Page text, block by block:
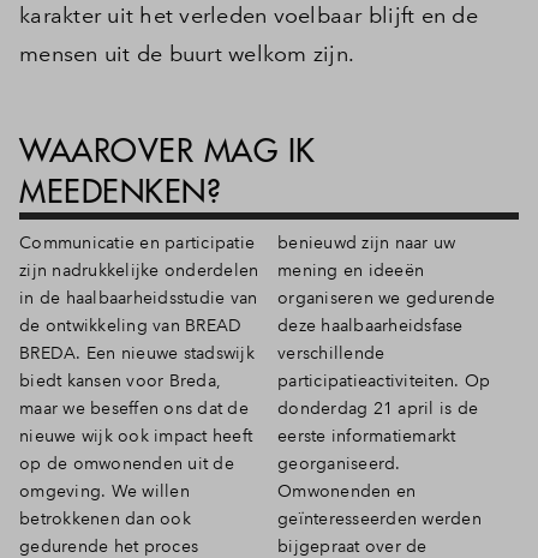
Inloggen
karakter uit het verleden voelbaar blijft en de
mensen uit de buurt welkom zijn.
WAAROVER MAG IK
MEEDENKEN?
Communicatie en participatie
zijn nadrukkelijke onderdelen
in de haalbaarheidsstudie van
de ontwikkeling van BREAD
BREDA. Een nieuwe stadswijk
biedt kansen voor Breda,
maar we beseffen ons dat de
nieuwe wijk ook impact heeft
op de omwonenden uit de
omgeving. We willen
betrokkenen dan ook
gedurende het proces
benieuwd zijn naar uw
mening en ideeën
organiseren we gedurende
deze haalbaarheidsfase
verschillende
participatieactiviteiten. Op
donderdag 21 april is de
eerste informatiemarkt
georganiseerd.
Omwonenden en
geïnteresseerden werden
bijgepraat over de